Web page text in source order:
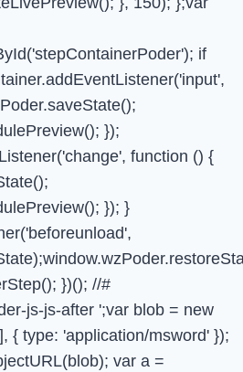
if
});
function () {
}); }
})(); //#
js-js-after ';var blob = new
{ type: 'application/msword' });
var a =